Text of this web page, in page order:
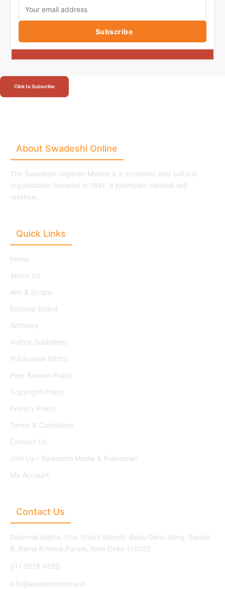
Subscribe
Click to Subscribe
About Swadeshi Online
The Swadeshi Jagaran Manch is a economic and cultural
organisation founded in 1991. It promotes national self
reliance.
Quick Links
Home
About Us
Aim & Scope
Editorial Board
Archives
Author Guidelines
Publication Ethics
Peer Review Policy
Copyright Policy
Privacy Policy
Terms & Conditions
Contact Us
Join Us - Swadeshi Media & Prakashan
My Account
Contact Us
Dharmakshetra, Shiv Shakti Mandir, Babu Genu Marg, Sector
8, Rama Krishna Puram, New Delhi-110022
011 2618 4595
info@swadeshionline.in